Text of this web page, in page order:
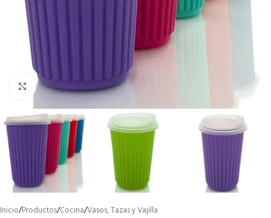
Click to enlarge
Inicio/Productos/Cocina/Vasos, Tazas y Vajilla